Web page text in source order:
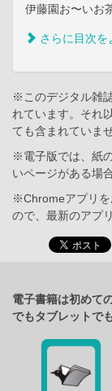
伊藤園お〜いお
さらに目次を
※このデジタル雑
れています。それ
ても含まれていま
※電子版では、紙
いページがある場
※Chromeアプリを
ので、最新のアプ
電子書籍は初めて
でもタブレットで